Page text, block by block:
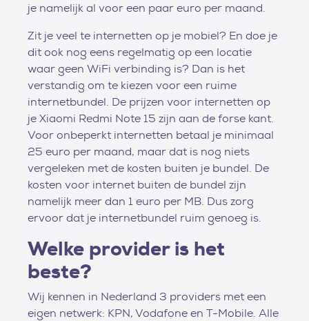
je namelijk al voor een paar euro per maand.
Zit je veel te internetten op je mobiel? En doe je
dit ook nog eens regelmatig op een locatie
waar geen WiFi verbinding is? Dan is het
verstandig om te kiezen voor een ruime
internetbundel. De prijzen voor internetten op
je Xiaomi Redmi Note 15 zijn aan de forse kant.
Voor onbeperkt internetten betaal je minimaal
25 euro per maand, maar dat is nog niets
vergeleken met de kosten buiten je bundel. De
kosten voor internet buiten de bundel zijn
namelijk meer dan 1 euro per MB. Dus zorg
ervoor dat je internetbundel ruim genoeg is.
Welke provider is het
beste?
Wij kennen in Nederland 3 providers met een
eigen netwerk: KPN, Vodafone en T-Mobile. Alle